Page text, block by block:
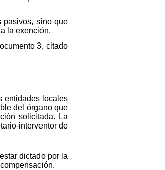
pasivos, sino que
la exención.
3, citado
entidades locales
del órgano que
solicitada. La
interventor de
dictado por la